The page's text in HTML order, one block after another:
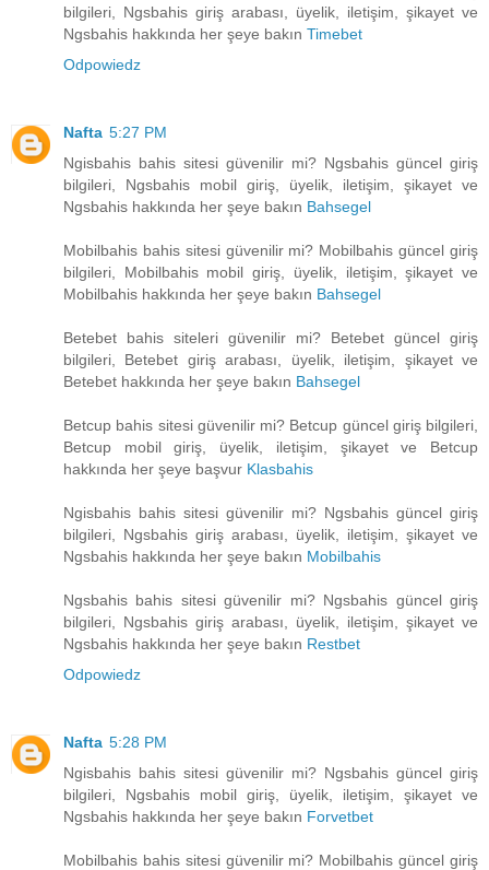
bilgileri, Ngsbahis giriş arabası, üyelik, iletişim, şikayet ve
Ngsbahis hakkında her şeye bakın Timebet
Odpowiedz
Nafta 5:27 PM
Ngisbahis bahis sitesi güvenilir mi? Ngsbahis güncel giriş
bilgileri, Ngsbahis mobil giriş, üyelik, iletişim, şikayet ve
Ngsbahis hakkında her şeye bakın Bahsegel
Mobilbahis bahis sitesi güvenilir mi? Mobilbahis güncel giriş
bilgileri, Mobilbahis mobil giriş, üyelik, iletişim, şikayet ve
Mobilbahis hakkında her şeye bakın Bahsegel
Betebet bahis siteleri güvenilir mi? Betebet güncel giriş
bilgileri, Betebet giriş arabası, üyelik, iletişim, şikayet ve
Betebet hakkında her şeye bakın Bahsegel
Betcup bahis sitesi güvenilir mi? Betcup güncel giriş bilgileri,
Betcup mobil giriş, üyelik, iletişim, şikayet ve Betcup
hakkında her şeye başvur Klasbahis
Ngisbahis bahis sitesi güvenilir mi? Ngsbahis güncel giriş
bilgileri, Ngsbahis giriş arabası, üyelik, iletişim, şikayet ve
Ngsbahis hakkında her şeye bakın Mobilbahis
Ngsbahis bahis sitesi güvenilir mi? Ngsbahis güncel giriş
bilgileri, Ngsbahis giriş arabası, üyelik, iletişim, şikayet ve
Ngsbahis hakkında her şeye bakın Restbet
Odpowiedz
Nafta 5:28 PM
Ngisbahis bahis sitesi güvenilir mi? Ngsbahis güncel giriş
bilgileri, Ngsbahis mobil giriş, üyelik, iletişim, şikayet ve
Ngsbahis hakkında her şeye bakın Forvetbet
Mobilbahis bahis sitesi güvenilir mi? Mobilbahis güncel giriş